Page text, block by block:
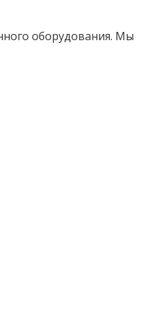
оборудования. Мы